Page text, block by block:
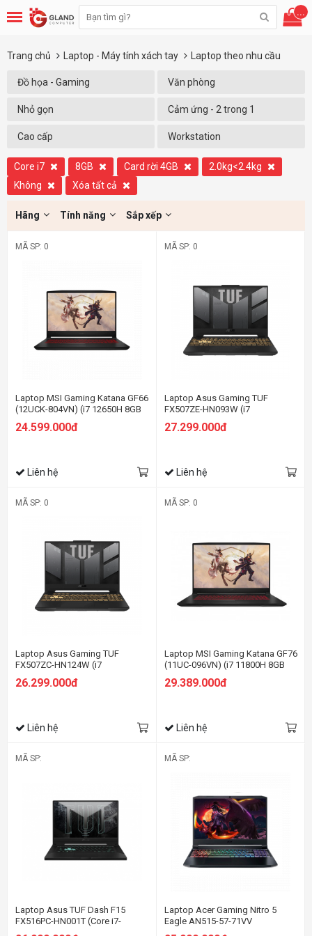
...
Trang chủ Laptop - Máy tính xách tay Laptop theo nhu cầu
Đồ họa - Gaming Văn phòng
Nhỏ gọn Cảm ứng - 2 trong 1
Cao cấp Workstation
Core i7 8GB Card rời 4GB
2.0kg<2.4kg
Không
Xóa tất cả
Hãng Tính năng Sắp xếp
MÃ SP: 0
Laptop MSI Gaming Katana GF66
(12UCK-804VN) (i7 12650H 8GB
4G/15.6 inch FHD 144Hz/Win11/
24.599.000đ
Liên hệ
MÃ SP: 0
Laptop Asus Gaming TUF
FX507ZE-HN093W (i7
SSD/15.6 FHD 144hz/RTX 3050Ti
27.299.000đ
Liên hệ
MÃ SP: 0
Laptop Asus Gaming TUF
FX507ZC-HN124W (i7
12700H/8GB RAM/512GB
SSD/15.6 FHD 144hz/RTX 3050
26.299.000đ
Liên hệ
MÃ SP: 0
Laptop MSI Gaming Katana GF76
(11UC-096VN) (i7 11800H 8GB
RAM/512GB SSD/RTX3050
4GB/17.3 inch FHD
29.389.000đ
Liên hệ
MÃ SP:
Laptop Asus TUF Dash F15
FX516PC-HN001T (Core i7-
MÃ SP:
Laptop Acer Gaming Nitro 5
Eagle AN515-57-71VV